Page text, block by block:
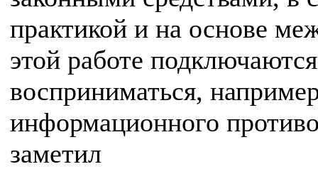
практикой и на основе
этой работе
восприниматься,
информационного
заметил